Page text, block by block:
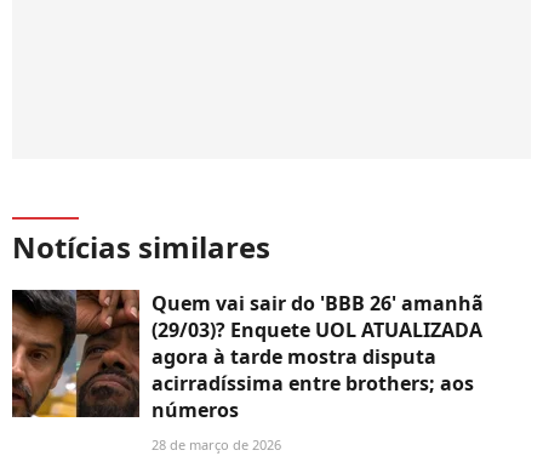
Notícias similares
Quem vai sair do 'BBB 26' amanhã
(29/03)? Enquete UOL ATUALIZADA
agora à tarde mostra disputa
acirradíssima entre brothers; aos
números
28 de março de 2026